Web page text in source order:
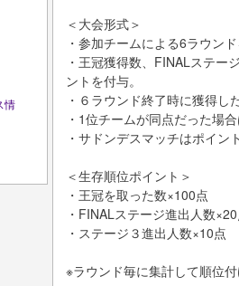
情
＜大会形式＞
・参加チームによる6ラウン
・王冠獲得数、FINALステー
ントを付与。
・６ラウンド終了時に獲得
・1位チームが同点だった場
・サドンデスマッチはポイ
＜生存順位ポイント＞
・王冠を取った数×100点
・FINALステージ進出人数
・ステージ３進出人数×10点
※ラウンド毎に集計して順位